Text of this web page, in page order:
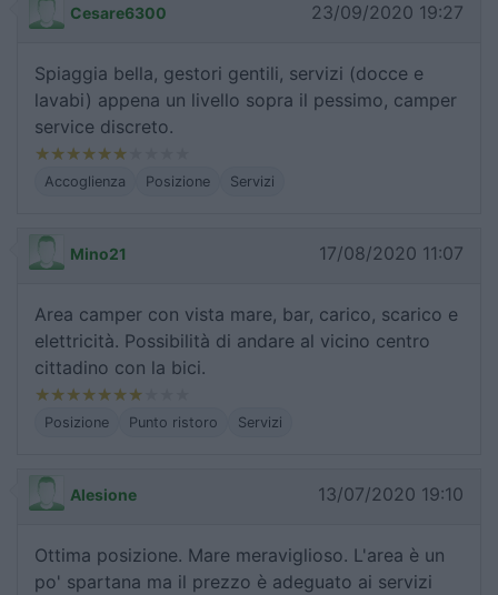
Cesare6300 23/09/2020 19:27
Spiaggia bella, gestori gentili, servizi (docce e
lavabi) appena un livello sopra il pessimo, camper
service discreto.
Accoglienza Posizione Servizi
Mino21 17/08/2020 11:07
Area camper con vista mare, bar, carico, scarico e
elettricità. Possibilità di andare al vicino centro
cittadino con la bici.
Posizione Punto ristoro Servizi
Alesione 13/07/2020 19:10
Ottima posizione. Mare meraviglioso. L'area è un
po' spartana ma il prezzo è adeguato ai servizi